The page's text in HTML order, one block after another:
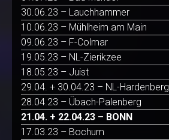
30.06.23 – Lauchhammer
10.06.23 – Mühlheim am Main
09.06.23 – F-Colmar
19.05.23 – NL-Zierikzee
18.05.23 – Juist
29.04. + 30.04.23 – NL-Hardenberg
28.04.23 – Übach-Palenberg
21.04. + 22.04.23 – BONN
17.03.23 – Bochum